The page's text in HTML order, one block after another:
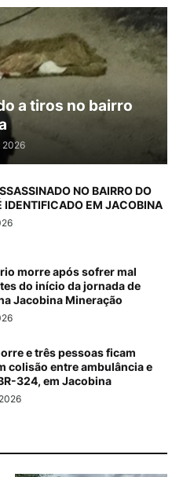
a tiros no bairro
2026
NO BAIRRO DO
IDENTIFICADO EM JACOBINA
morre após sofrer mal
do início da jornada de
Jacobina Mineração
e três pessoas ficam
colisão entre ambulância e
324, em Jacobina